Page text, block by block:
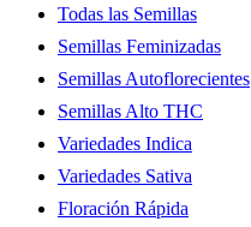
Todas las Semillas
Semillas Feminizadas
Semillas Autoflorecientes
Semillas Alto THC
Variedades Indica
Variedades Sativa
Floración Rápida